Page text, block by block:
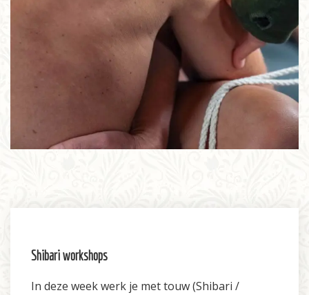
Shibari workshops
In deze week werk je met touw (Shibari /